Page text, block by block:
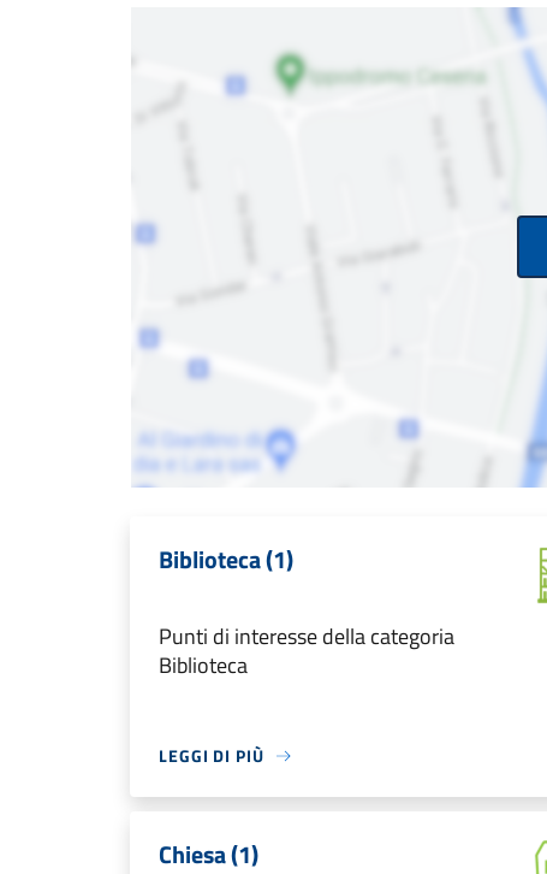
Biblioteca (1)
Punti di interesse della categoria
Biblioteca
LEGGI DI PIÙ
Chiesa (1)